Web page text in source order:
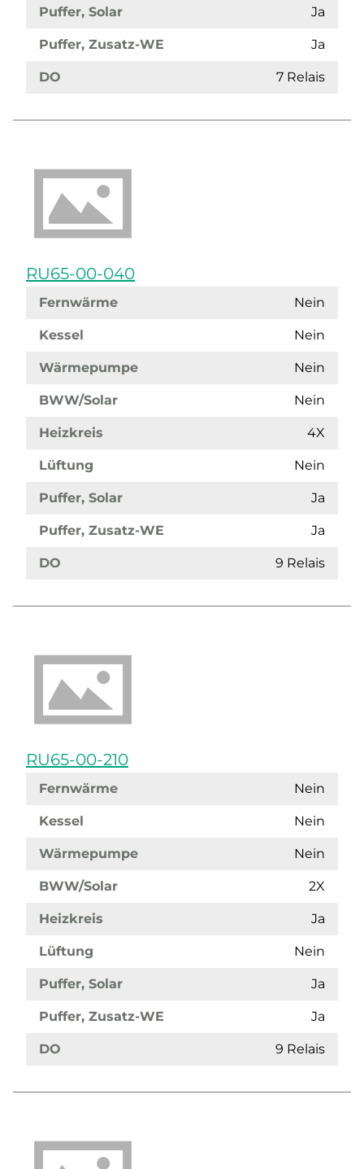
Puffer, Solar Ja
Puffer, Zusatz-WE Ja
DO 7 Relais
RU65-00-040
Fernwärme Nein
Kessel Nein
Wärmepumpe Nein
BWW/Solar Nein
Heizkreis 4X
Lüftung Nein
Puffer, Solar Ja
Puffer, Zusatz-WE Ja
DO 9 Relais
RU65-00-210
Fernwärme Nein
Kessel Nein
Wärmepumpe Nein
BWW/Solar 2X
Heizkreis Ja
Lüftung Nein
Puffer, Solar Ja
Puffer, Zusatz-WE Ja
DO 9 Relais